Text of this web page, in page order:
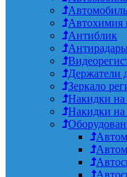
Автохимия
Антиблик
Антирадары
Держатели
Зеркало
Накидки на
Накидки на